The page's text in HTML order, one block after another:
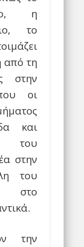
η
το
από τη
στην
οι
και
του
στην
του
στο
την